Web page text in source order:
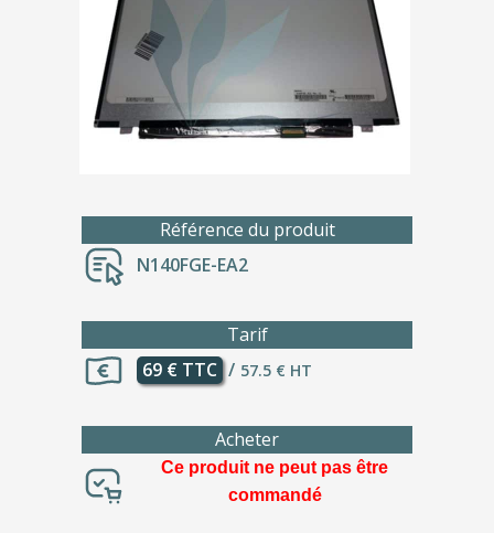
Référence du produit
N140FGE-EA2
Tarif
69 € TTC / 57.5 € HT
Acheter
Ce produit ne peut pas être
commandé